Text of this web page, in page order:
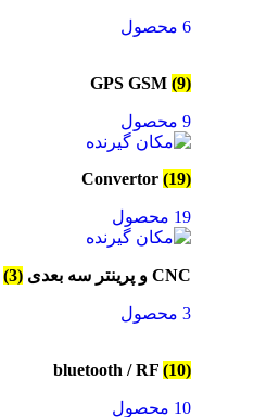
6 محصول
GPS GSM (9)
9 محصول
Convertor (19)
19 محصول
CNC و پرینتر سه بعدی (3)
3 محصول
bluetooth / RF (10)
10 محصول